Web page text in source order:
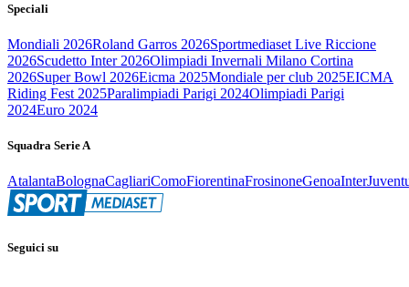
Speciali
Mondiali 2026Roland Garros 2026Sportmediaset Live Riccione
2026Scudetto Inter 2026Olimpiadi Invernali Milano Cortina
2026Super Bowl 2026Eicma 2025Mondiale per club 2025EICMA
Riding Fest 2025Paralimpiadi Parigi 2024Olimpiadi Parigi
2024Euro 2024
Squadra Serie A
AtalantaBolognaCagliariComoFiorentinaFrosinoneGenoaInter
Seguici su